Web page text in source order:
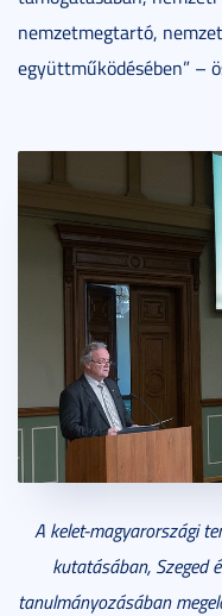
nemzetmegtartó,
együttműködésében” –
A kelet-magyarországi
kutatásában, Szeged
tanulmányozásában